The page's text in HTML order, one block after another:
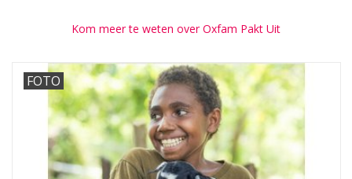
Kom meer te weten over Oxfam Pakt Uit
FOTO